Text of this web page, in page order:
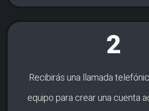
2
Recibirás una llamada
equipo para crear una cuenta